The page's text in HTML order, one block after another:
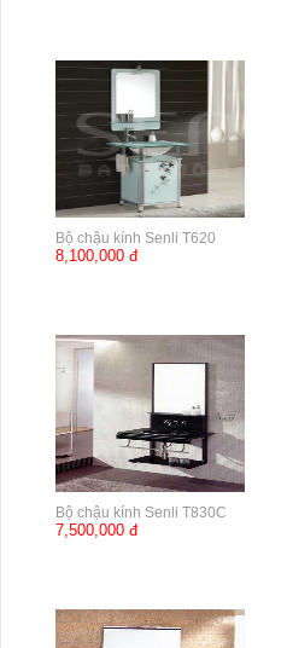
Bộ chậu kính Senli T620
8,100,000 đ
Bộ chậu kính Senli T830C
7,500,000 đ